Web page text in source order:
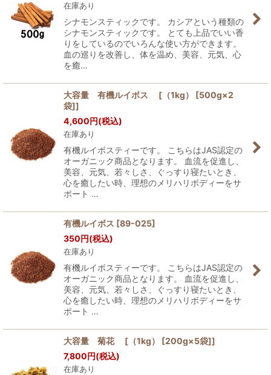
在庫あり
シナモンスティックです。 カシアという種類の
シナモンスティックです。 とても上品でいい香
りをしているのでいろんな使い方ができます。
血の巡りを改善し、体を温め、美容、元気、心
を癒…
大容量 有機ルイボス [（1kg） [500g×2
袋]]
4,600円(税込)
在庫あり
有機ルイボスティーです。 こちらはJAS認定の
オーガニック商品となります。 血流を促進し、
美容、元気、若々しさ、ぐっすり寝たいとき、
心を癒したい時、理想のメリハリボディーをサ
ポート …
有機ルイボス [89-025]
350円(税込)
在庫あり
有機ルイボスティーです。 こちらはJAS認定の
オーガニック商品となります。 血流を促進し、
美容、元気、若々しさ、ぐっすり寝たいとき、
心を癒したい時、理想のメリハリボディーをサ
ポート …
大容量 菊花 [（1kg） [200g×5袋]]
7,800円(税込)
在庫あり